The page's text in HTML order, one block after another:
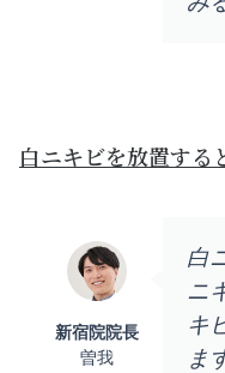
白ニキビを放置する
白
ニ
キ
ま
新宿院院長
曽我